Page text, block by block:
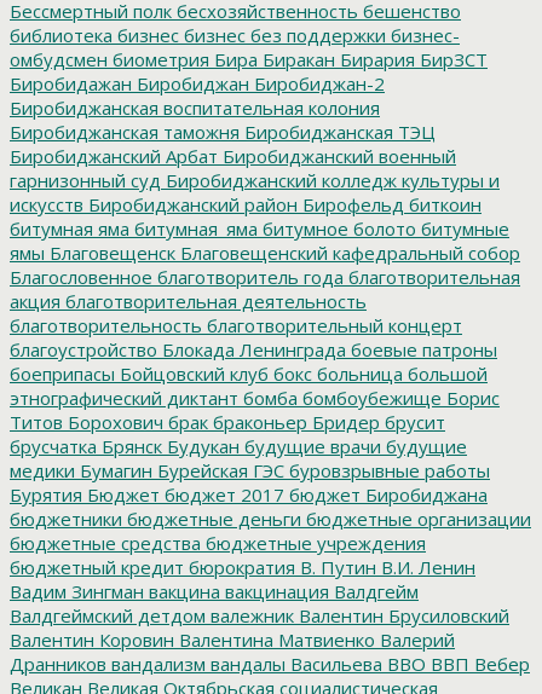
Бессмертный полк бесхозяйственность бешенство
библиотека бизнес бизнес без поддержки бизнес-
омбудсмен биометрия Бира Биракан Бирария БирЗСТ
Биробидажан Биробиджан Биробиджан-2
Биробиджанская воспитательная колония
Биробиджанская таможня Биробиджанская ТЭЦ
Биробиджанский Арбат Биробиджанский военный
гарнизонный суд Биробиджанский колледж культуры и
искусств Биробиджанский район Бирофельд биткоин
битумная яма битумная_яма битумное болото битумные
ямы Благовещенск Благовещенский кафедральный собор
Благословенное благотворитель года благотворительная
акция благотворительная деятельность
благотворительность благотворительный концерт
благоустройство Блокада Ленинграда боевые патроны
боеприпасы Бойцовский клуб бокс больница большой
этнографический диктант бомба бомбоубежище Борис
Титов Борохович брак браконьер Бридер брусит
брусчатка Брянск Будукан будущие врачи будущие
медики Бумагин Бурейская ГЭС буровзрывные работы
Бурятия Бюджет бюджет 2017 бюджет Биробиджана
бюджетники бюджетные деньги бюджетные организации
бюджетные средства бюджетные учреждения
бюджетный кредит бюрократия В. Путин В.И. Ленин
Вадим Зингман вакцина вакцинация Валдгейм
Валдгеймский детдом валежник Валентин Брусиловский
Валентин Коровин Валентина Матвиенко Валерий
Дранников вандализм вандалы Васильева ВВО ВВП Вебер
Великан Великая Октябрьская социалистическая